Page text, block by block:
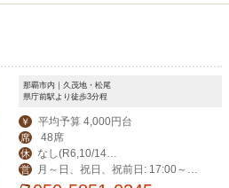
那覇市内｜久茂地・松尾
県庁前駅より徒歩3分程
￥ 平均予算 4,000円台
席 48席
休
時休業)
営
月～日、祝日、祝前日: 17:00～翌